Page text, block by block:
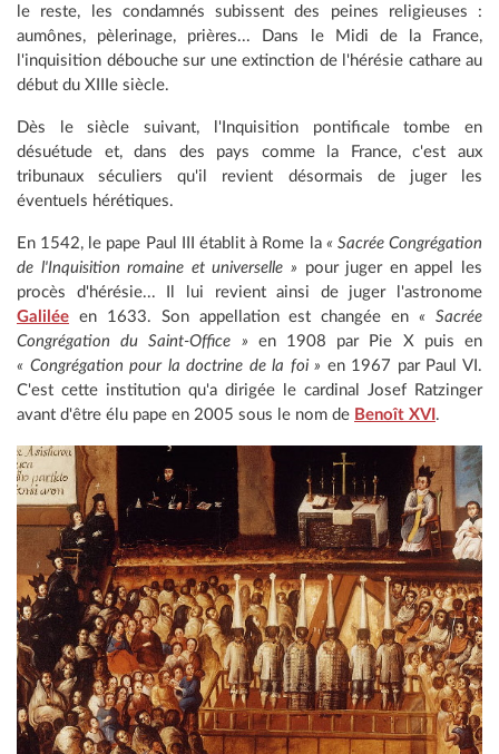
le reste, les condamnés subissent des peines religieuses :
aumônes, pèlerinage, prières... Dans le Midi de la France,
l'inquisition débouche sur une extinction de l'hérésie cathare au
début du XIIIe siècle.
Dès
le siècle suivant, l'Inquisition pontificale tombe en
désuétude et, dans des pays comme la France, c'est aux
tribunaux séculiers qu'il revient désormais de juger les
éventuels hérétiques.
En 1542, le pape Paul III établit à Rome la « Sacrée Congrégation
de l'Inquisition romaine et universelle » pour juger en appel les
procès d'hérésie... Il lui revient ainsi de juger l'astronome
Galilée en 1633. Son appellation est changée en« Sacrée
Congrégation du Saint-Office » en 1908 par Pie X puis en
« Congrégation pour la doctrine de la foi » en 1967 par Paul VI.
C'est cette institution qu'a dirigée le cardinal Josef Ratzinger
avant d'être élu pape en 2005 sous le nom de Benoît XVI .